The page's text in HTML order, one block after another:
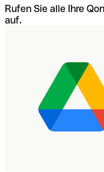
Rufen Sie alle Ihre
auf.